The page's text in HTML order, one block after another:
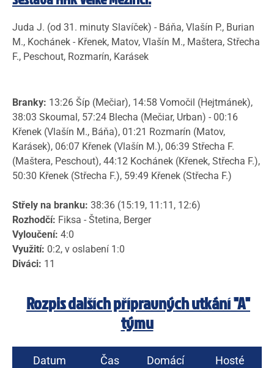
Juda J. (od 31. minuty Slavíček) - Báňa, Vlašín P., Burian
M., Kochánek - Křenek, Matov, Vlašín M., Maštera, Střecha
F., Peschout, Rozmarín, Karásek
Branky: 13:26 Šíp (Mečiar), 14:58 Vomočil (Hejtmánek),
38:03 Skoumal, 57:24 Blecha (Mečiar, Urban) - 00:16
Křenek (Vlašín M., Báňa), 01:21 Rozmarín (Matov,
Karásek), 06:07 Křenek (Vlašín M.), 06:39 Střecha F.
(Maštera, Peschout), 44:12 Kochánek (Křenek, Střecha F.),
50:30 Křenek (Střecha F.), 59:49 Křenek (Střecha F.)
Střely na branku: 38:36 (15:19, 11:11, 12:6)
Rozhodčí: Fiksa - Štetina, Berger
Vyloučení: 4:0
Využití: 0:2, v oslabení 1:0
Diváci: 11
Rozpis dalších přípravných utkání "A"
týmu
Datum Čas Domácí Hosté